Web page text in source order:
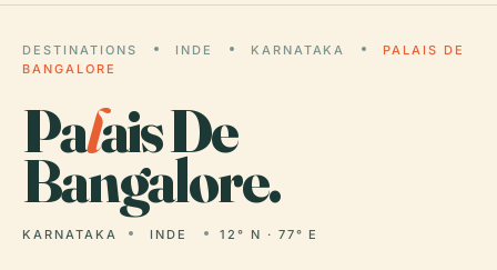
DESTINATIONS INDE KARNATAKA
PALAIS DE
BANGALORE
Palais De
Bangalore.
KARNATAKA INDE 12° N · 77° E